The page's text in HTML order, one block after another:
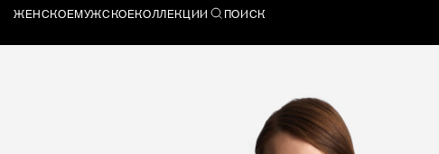
ЖЕНСКОЕМУЖСКОЕКОЛЛЕКЦИИ ПОИСК